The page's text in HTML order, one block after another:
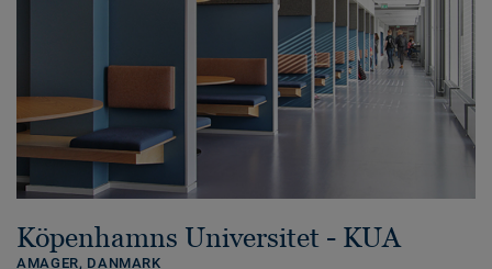
Köpenhamns Universitet - KUA
AMAGER, DANMARK